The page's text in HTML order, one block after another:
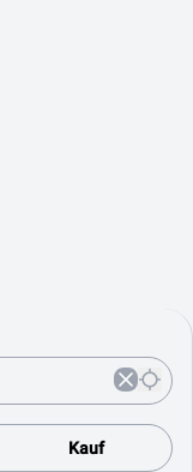
Kauf